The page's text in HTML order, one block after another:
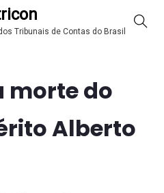
Tribunais de Contas do Brasil
morte do
Alberto